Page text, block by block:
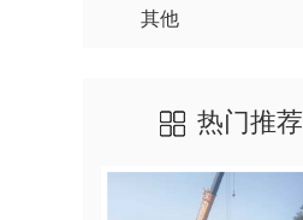
其他
热门推荐